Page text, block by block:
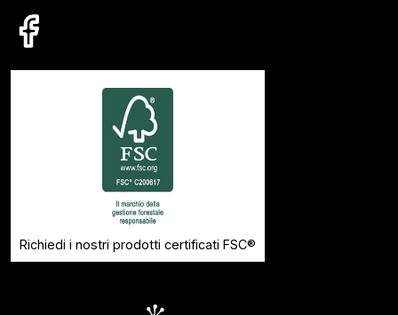
Richiedi i nostri prodotti certificati FSC®